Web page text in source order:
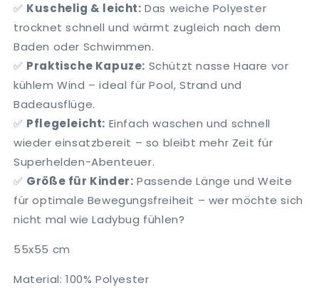
✅ Kuschelig & leicht: Das weiche Polyester
trocknet schnell und wärmt zugleich nach dem
Baden oder Schwimmen.
✅ Praktische Kapuze: Schützt nasse Haare vor
kühlem Wind – ideal für Pool, Strand und
Badeausflüge.
✅ Pflegeleicht: Einfach waschen und schnell
wieder einsatzbereit – so bleibt mehr Zeit für
Superhelden-Abenteuer.
✅ Größe für Kinder: Passende Länge und Weite
für optimale Bewegungsfreiheit – wer möchte sich
nicht mal wie Ladybug fühlen?
55x55 cm
Material: 100% Polyester